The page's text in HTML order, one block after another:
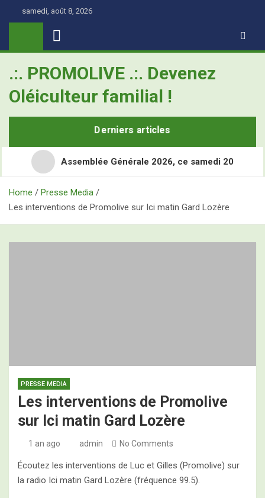
samedi, août 8, 2026
.:. PROMOLIVE .:. Devenez
Oléiculteur familial !
Derniers articles
Assemblée Générale 2026, ce samedi 20
Retour en images sur les Assises Nationales de
l’Oléiculture Familiale
Home
Presse Media
Les interventions de Promolive sur Ici matin Gard Lozère
PRESSE MEDIA
Les interventions de Promolive
sur Ici matin Gard Lozère
1 an ago admin No Comments
Écoutez les interventions de Luc et Gilles (Promolive) sur
la radio Ici matin Gard Lozère (fréquence 99.5).